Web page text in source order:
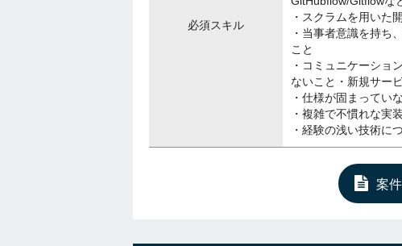
必須スキル
・スクラムを用いた
・当事者意識を持ち
こと
・コミュニケーショ
ないこと・新規サー
・仕様が固まってい
・複雑で不慣れな実
・経験の浅い技術に
案